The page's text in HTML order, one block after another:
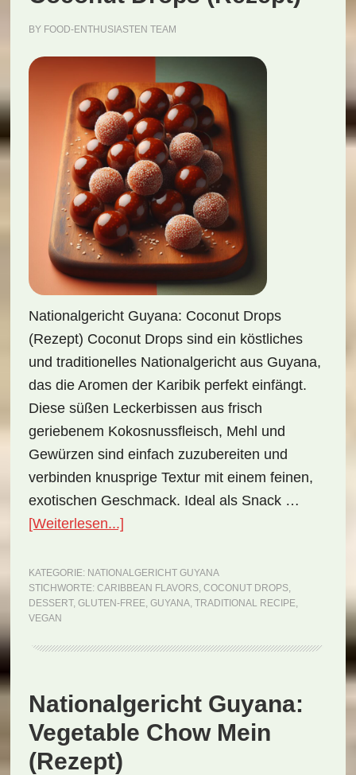
BY FOOD-ENTHUSIASTEN TEAM
Nationalgericht Guyana: Coconut Drops
(Rezept) Coconut Drops sind ein köstliches
und traditionelles Nationalgericht aus Guyana,
das die Aromen der Karibik perfekt einfängt.
Diese süßen Leckerbissen aus frisch
geriebenem Kokosnussfleisch, Mehl und
Gewürzen sind einfach zuzubereiten und
verbinden knusprige Textur mit einem feinen,
exotischen Geschmack. Ideal als Snack …
[Weiterlesen...]ÜberNationalgericht
Coconut
Drops
KATEGORIE: NATIONALGERICHT GUYANA
STICHWORTE: CARIBBEAN FLAVORS, COCONUT DROPS,
DESSERT, GLUTEN-FREE, GUYANA, TRADITIONAL RECIPE,
VEGAN
Nationalgericht Guyana:
Vegetable Chow Mein
(Rezept)